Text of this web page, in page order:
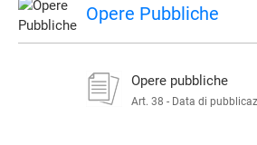
Opere Pubbliche
Opere pubbliche
Art. 38 - Data di